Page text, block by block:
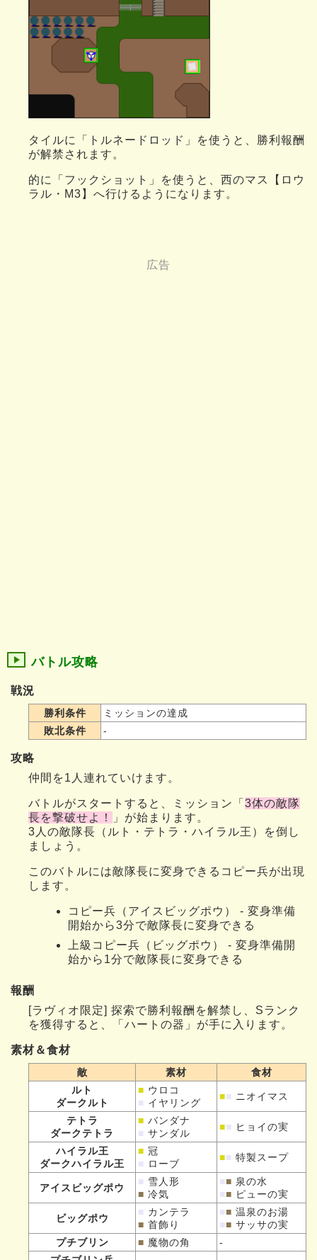
タイルに「トルネードロッド」を使うと、勝利報酬
が解禁されます。
的に「フックショット」を使うと、西のマス【ロウ
ラル・M3】へ行けるようになります。
バトル攻略
戦況
勝利条件
ミッションの達成
敗北条件
-
攻略
仲間を1人連れていけます。
バトルがスタートすると、ミッション「 3体の敵隊
長を撃破せよ！
」が始まります。
3人の敵隊長（ルト・テトラ・ハイラル王）を倒し
ましょう。
このバトルには敵隊長に変身できるコピー兵が出現
します。
コピー兵（アイスビッグポウ） - 変身準備
開始から3分で敵隊長に変身できる
上級コピー兵（ビッグポウ） - 変身準備開
始から1分で敵隊長に変身できる
報酬
[ラヴィオ限定] 探索で勝利報酬を解禁し、Sランク
を獲得すると、「ハートの器」が手に入ります。
素材＆食材
敵 素材
食材
ルト
ダークルト
■ ウロコ
■ イヤリング
■■ ニオイマス
テトラ
ダークテトラ
■ バンダナ
■ サンダル
■■ ヒョイの実
ハイラル王
ダークハイラル王
■ 冠
■ ローブ
■■ 特製スープ
アイスビッグポウ
■ 雪人形
■ 冷気
■■ 泉の水
■■ ピューの実
ビッグポウ
■ カンテラ
■ 首飾り
■■ 温泉のお湯
■■ サッサの実
プチブリン
■ 魔物の角
-